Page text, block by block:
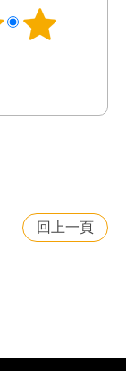
回上一頁